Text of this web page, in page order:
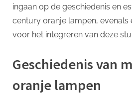
ingaan op de geschiedenis en
century oranje lampen, evenals
voor het integreren van deze
Geschiedenis van
oranje lampen